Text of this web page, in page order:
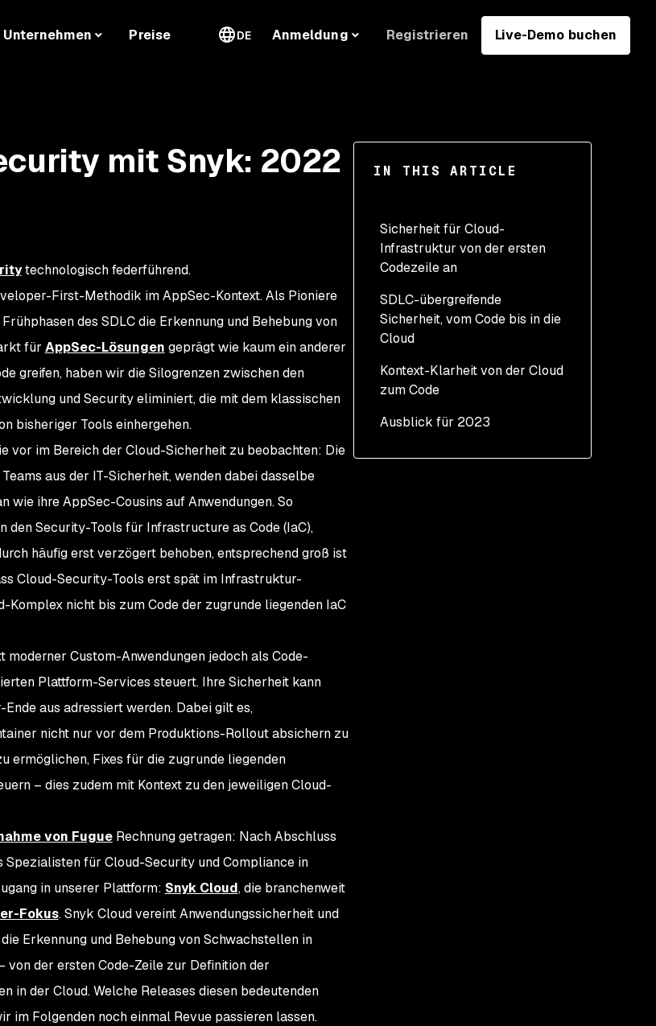
Unternehmen Preise DE Anmeldung Registrieren Live-Demo buchen
IN THIS ARTICLE
Sicherheit für Cloud-
Infrastruktur von der ersten
Codezeile an
SDLC-übergreifende
Sicherheit, vom Code bis in die
Cloud
Kontext-Klarheit von der Cloud
zum Code
Ausblick für 2023
mit Snyk: 2022
technologisch federführend.
First-Methodik im AppSec-Kontext. Als Pioniere
des SDLC die Erkennung und Behebung von
für AppSec-Lösungen geprägt wie kaum ein anderer
greifen, haben wir die Silogrenzen zwischen den
und Security eliminiert, die mit dem klassischen
bisheriger Tools einhergehen.
vor im Bereich der Cloud-Sicherheit zu beobachten: Die
aus der IT-Sicherheit, wenden dabei dasselbe
ihre AppSec-Cousins auf Anwendungen. So
den Security-Tools für Infrastructure as Code (IaC),
häufig erst verzögert behoben, entsprechend groß ist
Cloud-Security-Tools erst spät im Infrastruktur-
nicht bis zum Code der zugrunde liegenden IaC
Custom-Anwendungen jedoch als Code-
Plattform-Services steuert. Ihre Sicherheit kann
aus adressiert werden. Dabei gilt es,
nicht nur vor dem Produktions-Rollout absichern zu
ermöglichen, Fixes für die zugrunde liegenden
– dies zudem mit Kontext zu den jeweiligen Cloud-
von FugueRechnung getragen: Nach Abschluss
Spezialisten für Cloud-Security und Compliance in
in unserer Plattform: Snyk Cloud, die branchenweit
Fokus. Snyk Cloud vereint Anwendungssicherheit und
Erkennung und Behebung von Schwachstellen in
der ersten Code-Zeile zur Definition der
in der Cloud. Welche Releases diesen bedeutenden
im Folgenden noch einmal Revue passieren lassen.